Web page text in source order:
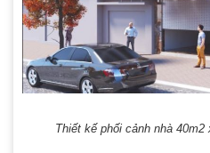
Thiết kế phối cảnh nhà